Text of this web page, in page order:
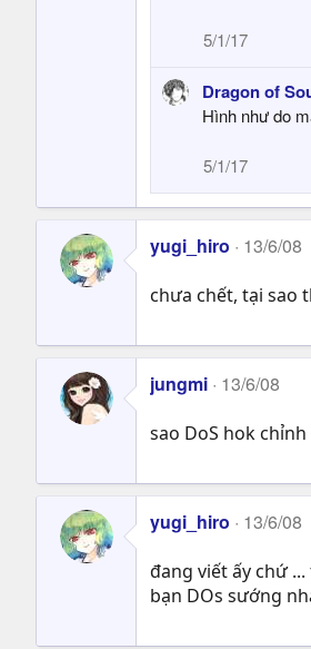
5/1/17
Dragon of
Hình như do
5/1/17
yugi_hiro 13/6/08
chưa chết, tại sao
jungmi 13/6/08
sao DoS hok
yugi_hiro 13/6/08
đang viết ấy chứ
bạn DOs sướng